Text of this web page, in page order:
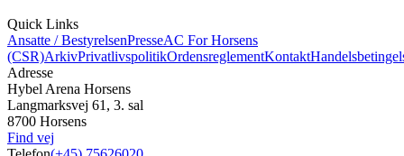
Quick Links
Ansatte / BestyrelsenPresseAC For Horsens
(CSR)ArkivPrivatlivspolitikOrdensreglementKontakt
Adresse
Hybel Arena Horsens
Langmarksvej 61, 3. sal
8700 Horsens
Find vej